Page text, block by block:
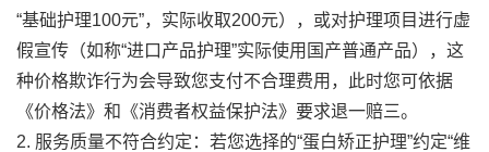
“基础护理100元”，实际收取200元），或对护理项目进行虚
假宣传（如称“进口产品护理”实际使用国产普通产品），这
种价格欺诈行为会导致您支付不合理费用，此时您可依据
《价格法》和《消费者权益保护法》要求退一赔三。
2. 服务质量不符合约定：若您选择的“蛋白矫正护理”约定“维